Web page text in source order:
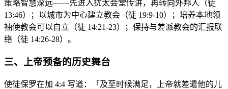
策略智慧深远——先进入犹太会堂传讲，再转向外邦人（徒
13:46）；以城市为中心建立教会（徒 19:9-10）；培养本地领
袖使教会可以自立（徒 14:21-23）；保持与差派教会的汇报联
络（徒 14:26-28）。
三、上帝预备的历史舞台
使徒保罗在加 4:4 写道：「及至时候满足，上帝就差遣他的儿